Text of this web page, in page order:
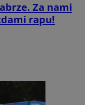
Za nami
rapu!